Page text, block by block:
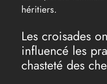
héritiers.
Les croisades
influencé les
chasteté des